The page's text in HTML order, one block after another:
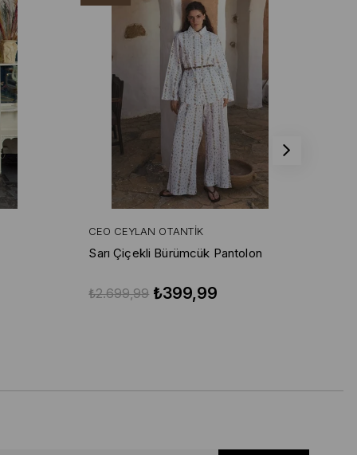
CEO CEYLAN OTANTIK
Sarı Çiçekli Bürümcük Pantolon
₺399,99
₺2.699,99